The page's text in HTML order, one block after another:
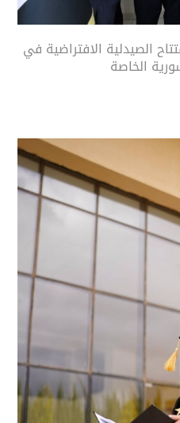
الصيدلية الافتراضية في
الخاصة